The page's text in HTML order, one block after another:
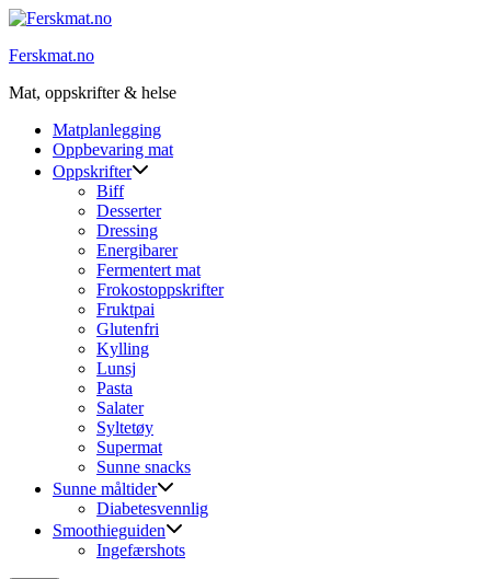
Skip
content
Ferskmat.no
Mat, oppskrifter & helse
Matplanlegging
Oppbevaring mat
Oppskrifter
Biff
Desserter
Dressing
Energibarer
Fermentert mat
Frokostoppskrifter
Fruktpai
Glutenfri
Kylling
Lunsj
Pasta
Salater
Syltetøy
Supermat
Sunne snacks
Sunne måltider
Diabetesvennlig
Smoothieguiden
Ingefærshots